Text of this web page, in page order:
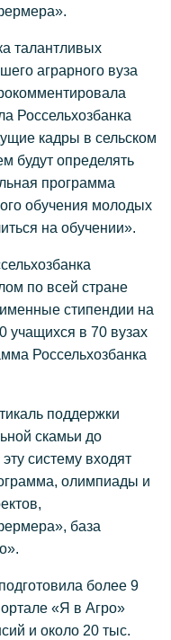
талантливых
аграрного вуза
Россельхозбанка
кадры в сельском
будут определять
программа
обучения молодых
на обучении».
по всей стране
стипендии на
учащихся в 70 вузах
Россельхозбанка
поддержки
скамьи до
систему входят
олимпиады и
база
более 9
«Я в Агро»
и около 20 тыс.